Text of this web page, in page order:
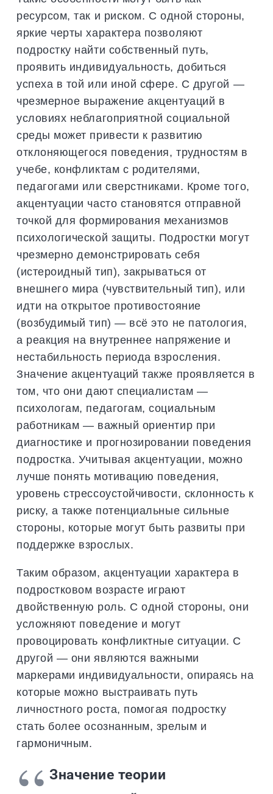
ресурсом, так и риском. С одной стороны,
яркие черты характера позволяют
подростку найти собственный путь,
проявить индивидуальность, добиться
успеха в той или иной сфере. С другой —
чрезмерное выражение акцентуаций в
условиях неблагоприятной социальной
среды может привести к развитию
отклоняющегося поведения, трудностям в
учебе, конфликтам с родителями,
педагогами или сверстниками. Кроме того,
акцентуации часто становятся отправной
точкой для формирования механизмов
психологической защиты. Подростки могут
чрезмерно демонстрировать себя
(истероидный тип), закрываться от
внешнего мира (чувствительный тип), или
идти на открытое противостояние
(возбудимый тип) — всё это не патология,
а реакция на внутреннее напряжение и
нестабильность периода взросления.
Значение акцентуаций также проявляется в
том, что они дают специалистам —
психологам, педагогам, социальным
работникам — важный ориентир при
диагностике и прогнозировании поведения
подростка. Учитывая акцентуации, можно
лучше понять мотивацию поведения,
уровень стрессоустойчивости, склонность к
риску, а также потенциальные сильные
стороны, которые могут быть развиты при
поддержке взрослых.
Таким образом, акцентуации характера в
подростковом возрасте играют
двойственную роль. С одной стороны, они
усложняют поведение и могут
провоцировать конфликтные ситуации. С
другой — они являются важными
маркерами индивидуальности, опираясь на
которые можно выстраивать путь
личностного роста, помогая подростку
стать более осознанным, зрелым и
гармоничным.
Значение теории